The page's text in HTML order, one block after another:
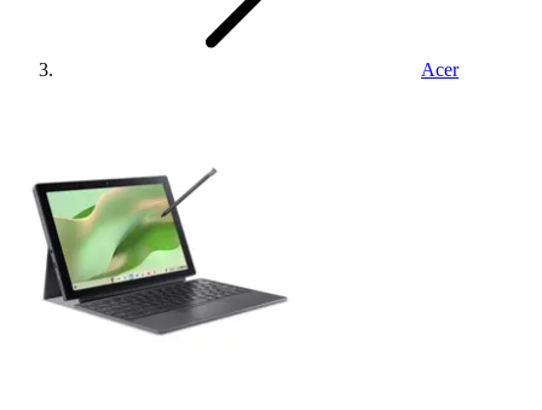
Acer